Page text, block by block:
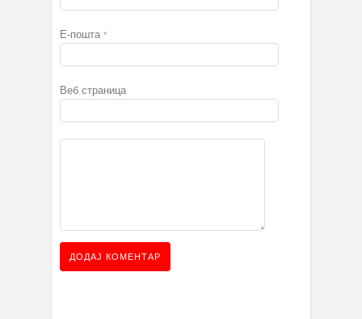
Е-пошта *
Веб страница